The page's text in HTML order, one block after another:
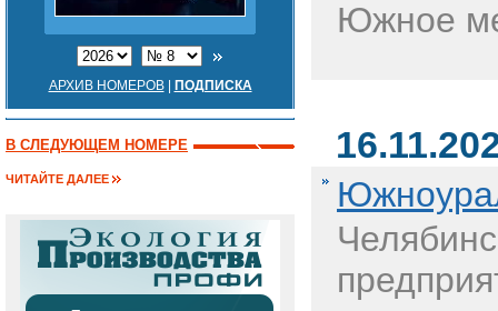
АРХИВ НОМЕРОВ| ПОДПИСКА
В СЛЕДУЮЩЕМ НОМЕРЕ
ЧИТАЙТЕ ДАЛЕЕ
Южное